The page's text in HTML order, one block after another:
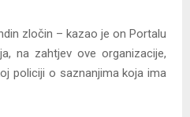
zločin – kazao je on Portalu
na zahtjev ove organizacije,
policiji o saznanjima koja ima